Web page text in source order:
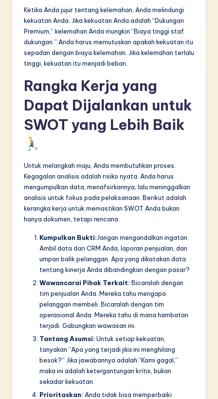
Ketika Anda jujur tentang kelemahan, Anda melindungi
kekuatan Anda. Jika kekuatan Anda adalah “Dukungan
Premium,” kelemahan Anda mungkin “Biaya tinggi staf
dukungan.” Anda harus memutuskan apakah kekuatan itu
sepadan dengan biaya kelemahan. Jika kelemahan terlalu
tinggi, kekuatan itu menjadi beban.
Rangka Kerja yang
Dapat Dijalankan untuk
SWOT yang Lebih Baik
Untuk melangkah maju, Anda membutuhkan proses.
Kegagalan analisis adalah risiko nyata. Anda harus
mengumpulkan data, menafsirkannya, lalu meninggalkan
analisis untuk fokus pada pelaksanaan. Berikut adalah
kerangka kerja untuk memastikan SWOT Anda bukan
hanya dokumen, tetapi rencana.
Kumpulkan Bukti:Jangan mengandalkan ingatan.
Ambil data dari CRM Anda, laporan penjualan, dan
umpan balik pelanggan. Apa yang dikatakan data
tentang kinerja Anda dibandingkan dengan pasar?
Wawancarai Pihak Terkait: Bicaralah dengan
tim penjualan Anda. Mereka tahu mengapa
pelanggan membeli. Bicaralah dengan tim
operasional Anda. Mereka tahu di mana hambatan
terjadi. Gabungkan wawasan ini.
Tantang Asumsi: Untuk setiap kekuatan,
tanyakan “Apa yang terjadi jika ini menghilang
besok?” Jika jawabannya adalah “Kami gagal,”
maka ini adalah ketergantungan kritis, bukan
sekadar kekuatan.
Prioritaskan: Anda tidak bisa memperbaiki